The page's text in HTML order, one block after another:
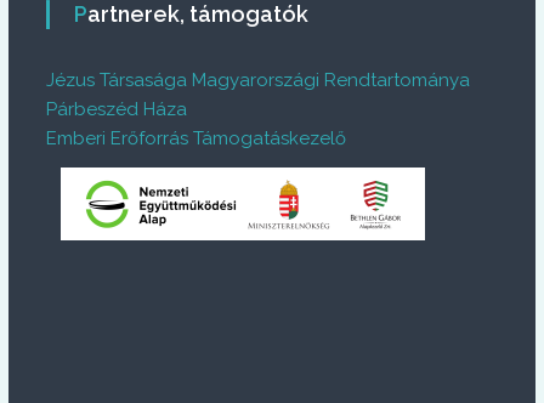
Partnerek, támogatók
Jézus Társasága Magyarországi Rendtartománya
Párbeszéd Háza
Emberi Erőforrás Támogatáskezelő